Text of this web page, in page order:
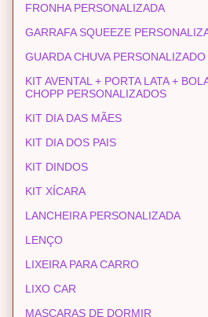
FRONHA PERSONALIZADA
GARRAFA SQUEEZE
GUARDA CHUVA PERSONALIZADO
KIT AVENTAL + PORTA LATA +
CHOPP PERSONALIZADOS
KIT DIA DAS MÃES
KIT DIA DOS PAIS
KIT DINDOS
KIT XÍCARA
LANCHEIRA PERSONALIZADA
LENÇO
LIXEIRA PARA CARRO
LIXO CAR
MASCARAS DE DORMIR